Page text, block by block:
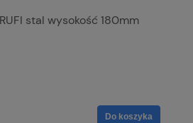
stal wysokość 180mm
Do koszyka